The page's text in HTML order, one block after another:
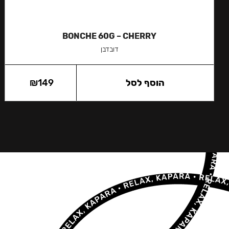
BONCHE 60G – CHERRY
דובדבן
₪149 הוסף לסל